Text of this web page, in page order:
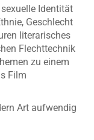
Identität
Geschlecht
literarisches
Flechttechnik
zu einem
Film
Art aufwendig